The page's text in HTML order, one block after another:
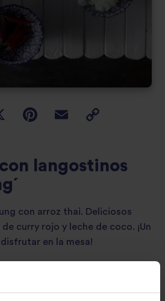
langostinos
con arroz thai. Deliciosos
curry rojo y leche de coco. ¡Un
en la mesa!